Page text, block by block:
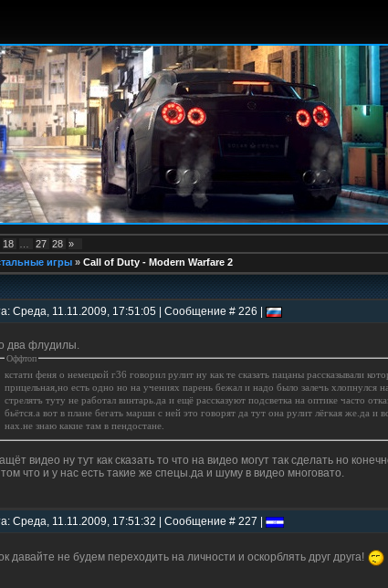
18 27 28 »
игры » Call of Duty - Modern Warfare 2
Среда, 11.11.2009, 17:51:05 | Сообщение # 226 |
два флудилы.
Оффтоп
кстати феня о немецкой г36 говорил рулит ну как те сказать пацаны рассказывали
прицельная,но есть одно но на учениях парень бежал и надо было залечь хлопнулся
стрелятъ туту не работал винтарь.да и ещё рассказуют подсветка на оптике часто
бьётся.а вот в плане бегать марши с ней это говорят да тут она рулит лёгкая же.да
нах.не знаю какие там в пендостане.
видео ну тут как сказать то что на видео могут так сделать но
том что и у нас есть такие же спецы.да и шуму в видео многовато.
Среда, 11.11.2009, 17:51:32 | Сообщение # 227 |
давайте не будем переходить на личности и оскорблять друг друга!